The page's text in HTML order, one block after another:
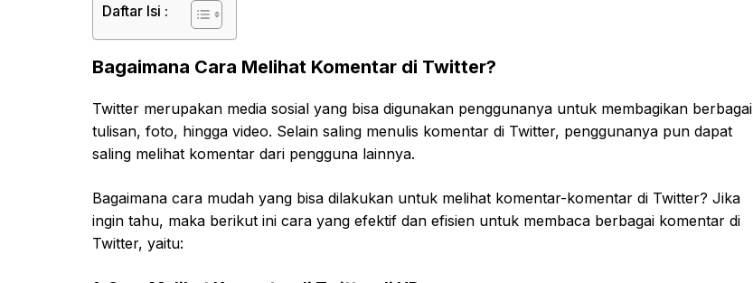
Daftar Isi :
Bagaimana Cara Melihat Komentar di Twitter?
Twitter merupakan media sosial yang bisa digunakan penggunanya untuk membagikan berbagai
tulisan, foto, hingga video. Selain saling menulis komentar di Twitter, penggunanya pun dapat
saling melihat komentar dari pengguna lainnya.
Bagaimana cara mudah yang bisa dilakukan untuk melihat komentar-komentar di Twitter? Jika
ingin tahu, maka berikut ini cara yang efektif dan efisien untuk membaca berbagai komentar di
Twitter, yaitu: